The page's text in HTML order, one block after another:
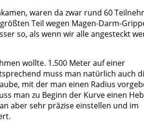
waren da zwar rund 60
Teil wegen Magen-Darm-
so, als wenn wir alle angesteckt
wollte. 1.500 Meter auf einer
muss man natürlich auch
mit der man einen Radius
man zu Beginn der Kurve einen
aber sehr präzise einstellen und im